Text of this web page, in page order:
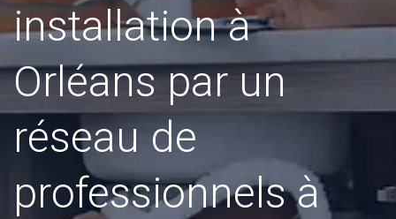
installation à
Orléans par un
réseau de
professionnels à